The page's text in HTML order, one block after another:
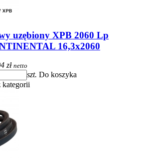
uzębiony XPB 2060 Lp
16,3x2060
złnetto
szt. Do koszyka
kategorii